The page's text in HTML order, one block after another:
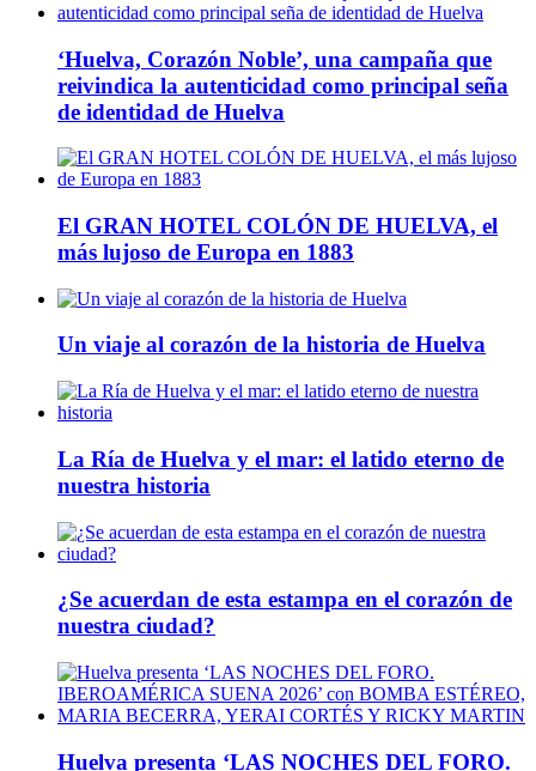
‘Huelva, Corazón Noble’, una campaña que
reivindica la autenticidad como principal seña
de identidad de Huelva
El GRAN HOTEL COLÓN DE HUELVA, el
más lujoso de Europa en 1883
Un viaje al corazón de la historia de Huelva
La Ría de Huelva y el mar: el latido eterno de
nuestra historia
¿Se acuerdan de esta estampa en el corazón de
nuestra ciudad?
Huelva presenta ‘LAS NOCHES DEL FORO.